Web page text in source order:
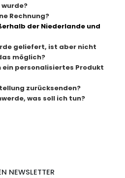
Rechnung?
der Niederlande und
geliefert, ist aber nicht
möglich?
ein personalisiertes Produkt
zurücksenden?
was soll ich tun?
NEWSLETTER